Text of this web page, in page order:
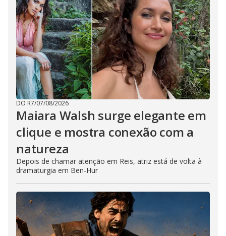
DO R7/07/08/2026
Maiara Walsh surge elegante em
clique e mostra conexão com a
natureza
Depois de chamar atenção em Reis, atriz está de volta à
dramaturgia em Ben-Hur